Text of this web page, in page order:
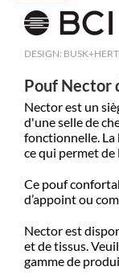
DESIGN:
Pouf Nector
Nector est un
d'une selle de
fonctionnelle.
ce qui permet
Ce pouf
d’appoint ou
Nector est
et de tissus.
gamme de